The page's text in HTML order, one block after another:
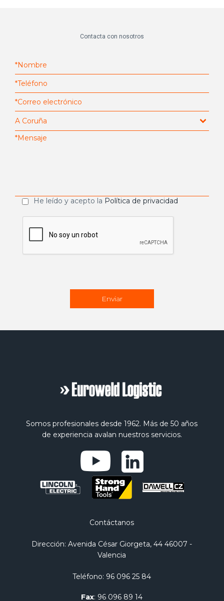
Contacta con nosotros
He leído y acepto la Política de privacidad
Somos profesionales desde 1962. Más de 50 años
de experiencia avalan nuestros servicios.
Contáctanos
Dirección: Avenida César Giorgeta, 44 46007 -
Valencia
Teléfono: 96 096 25 84
Fax: 96 096 89 14